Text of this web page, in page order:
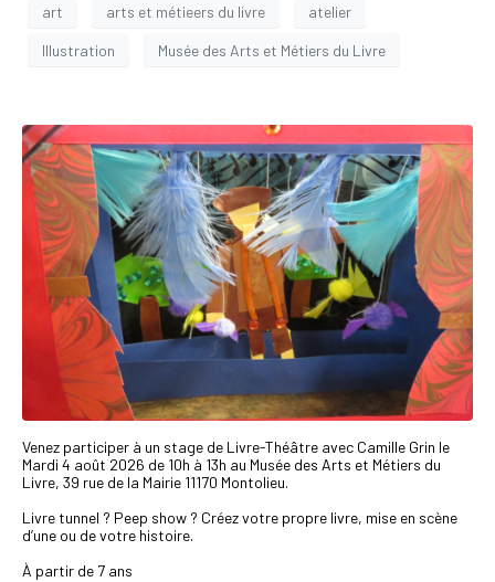
art arts et métieers du livre atelier
Illustration Musée des Arts et Métiers du Livre
Venez participer à un stage de Livre-Théâtre avec Camille Grin le
Mardi 4 août 2026 de 10h à 13h au Musée des Arts et Métiers du
Livre, 39 rue de la Mairie 11170 Montolieu.
Livre tunnel ? Peep show ? Créez votre propre livre, mise en scène
d’une ou de votre histoire.
À partir de 7 ans